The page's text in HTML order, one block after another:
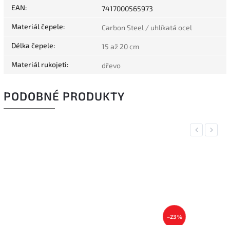
EAN: 7417000565973
Materiál čepele: Carbon Steel / uhlíkatá ocel
Délka čepele: 15 až 20 cm
Materiál rukojeti: dřevo
PODOBNÉ PRODUKTY
Previous
Next